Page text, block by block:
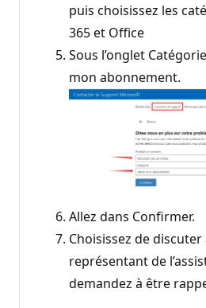
puis choisissez les
365 et Office
Sous l’onglet
mon abonnement.
Allez dans Confirmer.
Choisissez de discuter
représentant de
demandez à être